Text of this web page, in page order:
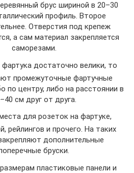
брус шириной в 20–30
профиль. Второе
Отверстия под крепеж
а сам материал закрепляется
саморезами.
достаточно велики, то
промежуточные фартучные
по центру, либо на расстоянии в
см друг от друга.
для розеток на фартуке,
рейлингов и прочего. На таких
дополнительные
бруски.
пластиковые панели и